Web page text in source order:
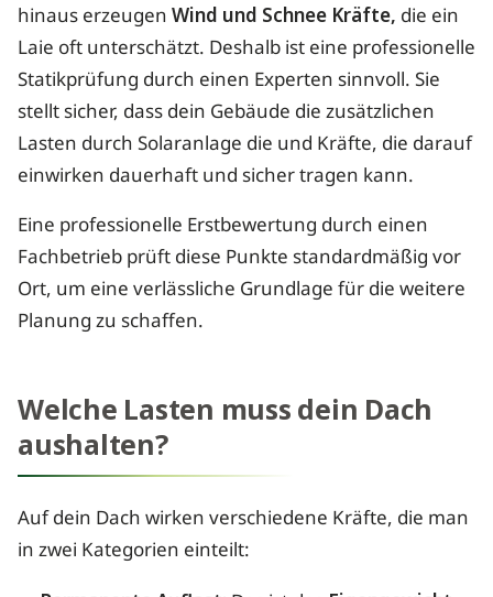
hinaus erzeugen Wind und Schnee Kräfte, die ein
Laie oft unterschätzt. Deshalb ist eine professionelle
Statikprüfung durch einen Experten sinnvoll. Sie
stellt sicher, dass dein Gebäude die zusätzlichen
Lasten durch Solaranlage die und Kräfte, die darauf
einwirken dauerhaft und sicher tragen kann.
Eine professionelle Erstbewertung durch einen
Fachbetrieb prüft diese Punkte standardmäßig vor
Ort, um eine verlässliche Grundlage für die weitere
Planung zu schaffen.
Welche Lasten muss dein Dach
aushalten?
Auf dein Dach wirken verschiedene Kräfte, die man
in zwei Kategorien einteilt: